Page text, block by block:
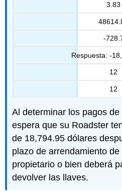
3.83
-
Respuesta: -
12
12
Al determinar los pagos
espera que su Roadster
de 18,794.95 dólares
plazo de arrendamiento
propietario o bien deberá
devolver las llaves.